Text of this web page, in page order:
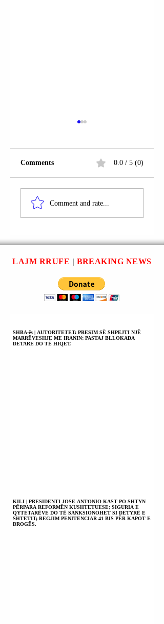
TIRANË |
PROKURORIA E
POSAÇME KUNDËR
KRIMIT TË
(SPAK) MORI TË
ZV/KRYEMINISTREN
E REPUBLIKËS SË
SHQIPËRISË
Comments 0.0 / 5 (0)
Comment and rate...
LAJM RRUFE | BREAKING NEWS
SHBA-ës | AUTORITETET: PRESIM SË SHPEJTI NJË
MARRËVESHJE ME IRANIN; PASTAJ BLLOKADA
DETARE DO TË HIQET.
KILI | PRESIDENTI JOSE ANTONIO KAST PO SHTYN
PËRPARA REFORMËN KUSHTETUESE; SIGURIA E
QYTETARËVE DO TË SANKSIONOHET SI DETYRË E
SHTETIT; REGJIM PENITENCIAR 41 BIS PËR KAPOT E
DROGËS.